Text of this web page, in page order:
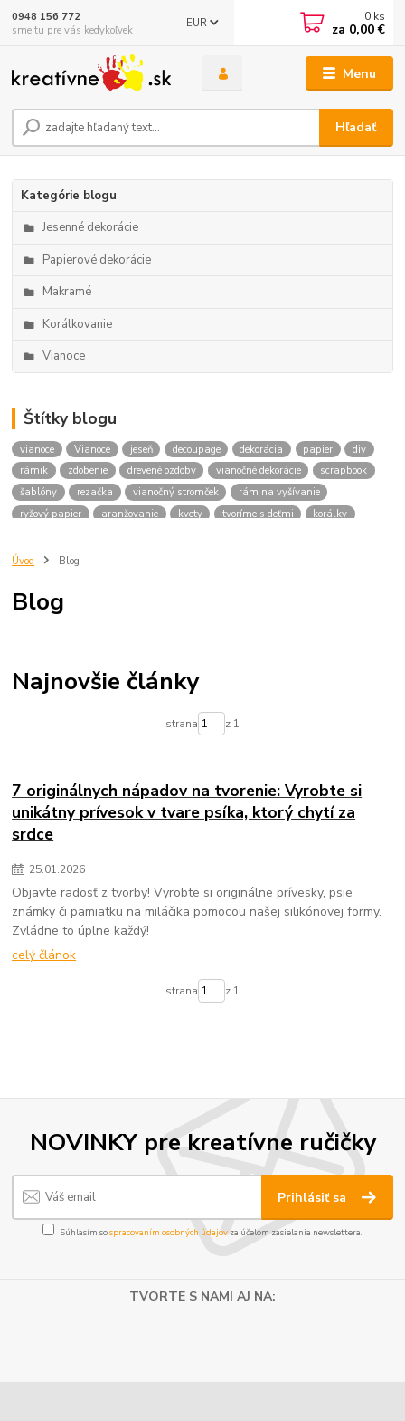
Menu
EUR
Hľadať
0948 156 772
sme tu pre vás kedykoľvek
0 ks
za 0,00 €
Kategórie blogu
Jesenné dekorácie
Papierové dekorácie
Makramé
Korálkovanie
Vianoce
Štítky blogu
vianoce Vianoce jeseň decoupage dekorácia papier
diy
rámik
zdobenie drevené ozdoby vianočné dekorácie
scrapbook
šablóny
rezačka vianočný stromček
rám na vyšívanie
ryžový papier
aranžovanie kvety tvoríme s deťmi
korálky
príadza
dekorácie
tvoríme na vianoce
Úvod Blog
Blog
Najnovšie články
strana z 1
7 originálnych nápadov na tvorenie: Vyrobte si
unikátny prívesok v tvare psíka, ktorý chytí za
srdce
25.01.2026
Objavte radosť z tvorby! Vyrobte si originálne prívesky, psie
známky či pamiatku na miláčika pomocou našej silikónovej formy.
Zvládne to úplne každý!
celý článok
strana z 1
NOVINKY pre kreatívne ručičky
Prihlásiť sa
Súhlasím sospracovaním osobných údajov za účelom zasielania newslettera.
TVORTE S NAMI AJ NA: